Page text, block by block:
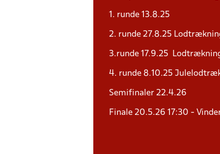
1. runde 13.8.25
2. runde 27.8.25
3.runde 17.9.25
4. runde 8.10.25
Semifinaler 22.4.26
Finale 20.5.26 17:30 -